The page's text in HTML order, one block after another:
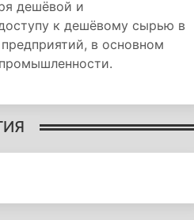
дешёвой и
к дешёвому сырью в
в основном